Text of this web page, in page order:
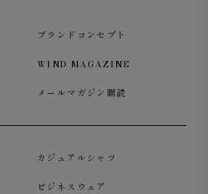
ブランドコンセプト
WIND MAGAZINE
メールマガジン購読
カジュアルシャツ
ビジネスウェア